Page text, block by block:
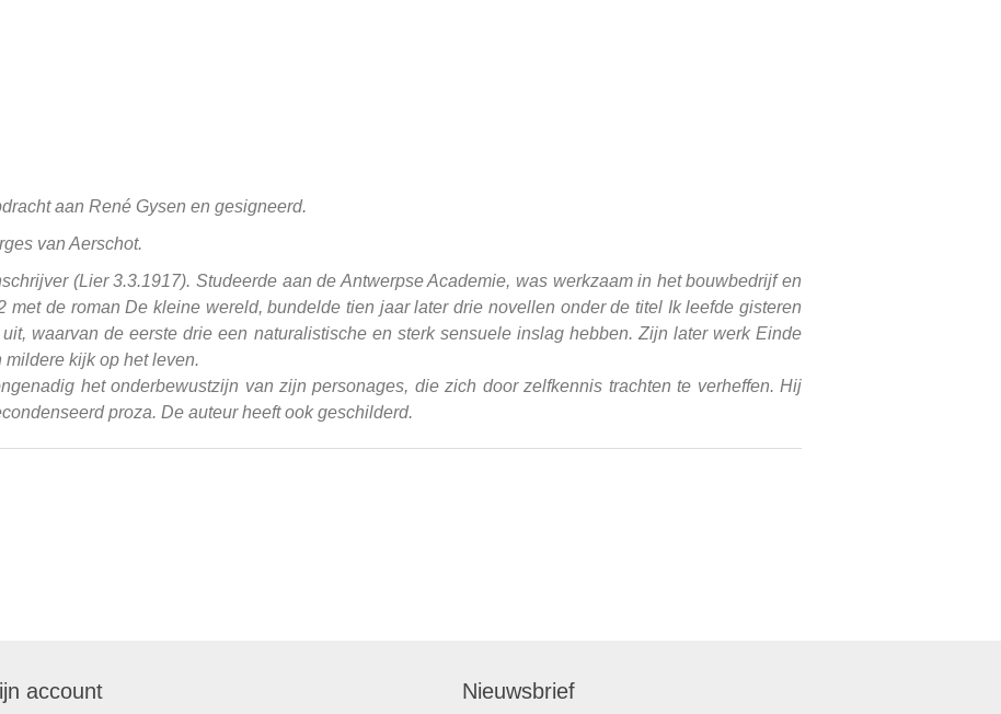
aan René Gysen en gesigneerd.
van Aerschot.
(Lier 3.3.1917). Studeerde aan de Antwerpse Academie, was werkzaam in het bouwbedrijf en
met de roman De kleine wereld, bundelde tien jaar later drie novellen onder de titel Ik leefde gisteren
waarvan de eerste drie een naturalistische en sterk sensuele inslag hebben. Zijn later werk Einde
kijk op het leven.
het onderbewustzijn van zijn personages, die zich door zelfkennis trachten te verheffen. Hij
proza. De auteur heeft ook geschilderd.
account Nieuwsbrief